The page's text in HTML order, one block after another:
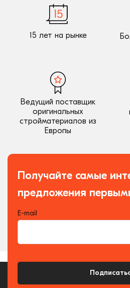
15 лет на рынке
Ведущий поставщик
оригинальных
стройматериалов из
Европы
Получайте самые
предложения
E-mail